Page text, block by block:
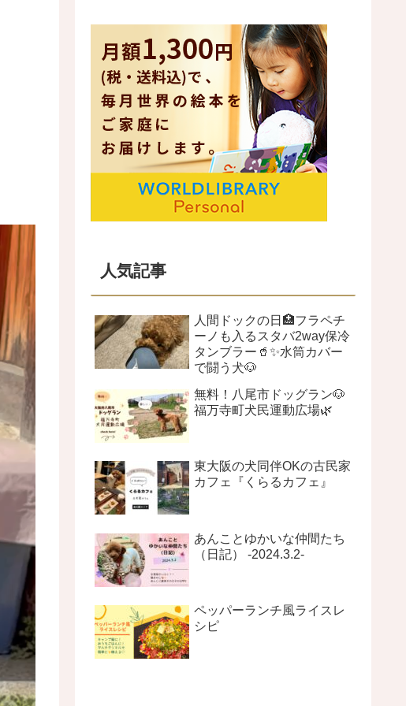
人気記事
人間ドックの日🏥フラペチ
ーノも入るスタバ2way保冷
タンブラー🥤✨水筒カバー
で闘う犬🐶
無料！八尾市ドッグラン🐶
福万寺町犬民運動広場🌿
東大阪の犬同伴OKの古民家
カフェ『くらるカフェ』
あんことゆかいな仲間たち
（日記） -2024.3.2-
ペッパーランチ風ライスレ
シピ